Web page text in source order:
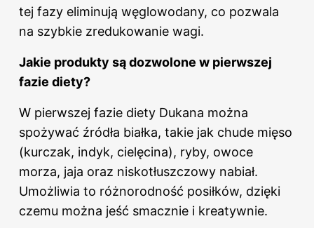
tej fazy eliminują węglowodany, co pozwala
na szybkie zredukowanie wagi.
Jakie produkty są dozwolone w pierwszej
fazie diety?
W pierwszej fazie diety Dukana można
spożywać źródła białka, takie jak chude mięso
(kurczak, indyk, cielęcina), ryby, owoce
morza, jaja oraz niskotłuszczowy nabiał.
Umożliwia to różnorodność posiłków, dzięki
czemu można jeść smacznie i kreatywnie.